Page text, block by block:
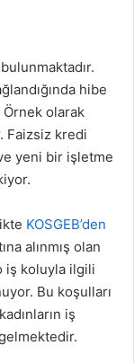
hibe
olarak
Faizsiz kredi
yeni bir işletme
KOSGEB’den
alınmış olan
iş koluyla ilgili
Bu koşulları
iş